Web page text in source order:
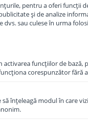
pentru a oferi funcții
și de analize
sau culese în urma
funcţiilor de bază,
corespunzător fără
înţeleagă modul în care